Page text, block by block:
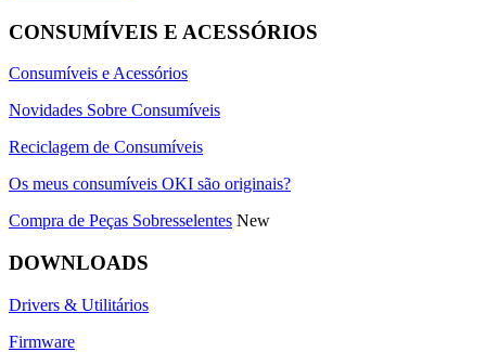
CONSUMÍVEIS E ACESSÓRIOS
Consumíveis e Acessórios
Novidades Sobre Consumíveis
Reciclagem de Consumíveis
Os meus consumíveis OKI são originais?
Compra de Peças Sobresselentes New
DOWNLOADS
Drivers & Utilitários
Firmware